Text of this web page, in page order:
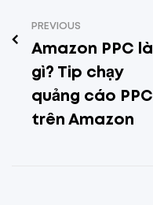
PREVIOUS
Amazon PPC là
gì? Tip chạy
quảng cáo PPC
trên Amazon